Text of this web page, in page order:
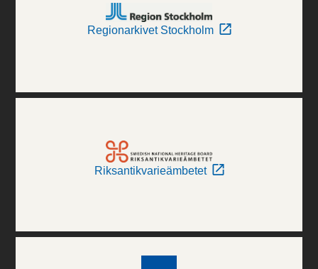
Regionarkivet Stockholm
Riksantikvarieämbetet